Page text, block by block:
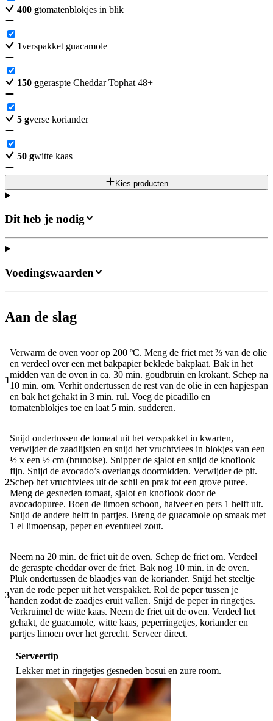
400 gtomatenblokjes in blik
1verspakket guacamole
150 ggeraspte Cheddar Tophat 48+
5 gverse koriander
50 gwitte kaas
Kies producten
Dit heb je nodig
Aan de slag
1
Verwarm de oven voor op 200 ºC. Meng de friet met ⅔ van de olie
en verdeel over een met bakpapier beklede bakplaat. Bak in het
midden van de oven in ca. 30 min. goudbruin en krokant. Schep na
10 min. om. Verhit ondertussen de rest van de olie in een hapjespan
en bak het gehakt in 3 min. rul. Voeg de picadillo en
tomatenblokjes toe en laat 5 min. sudderen.
2
Snijd ondertussen de tomaat uit het verspakket in kwarten,
verwijder de zaadlijsten en snijd het vruchtvlees in blokjes van een
½ x een ½ cm (brunoise). Snipper de sjalot en snijd de knoflook
fijn. Snijd de avocado’s overlangs doormidden. Verwijder de pit.
Schep het vruchtvlees uit de schil en prak tot een grove puree.
Meng de gesneden tomaat, sjalot en knoflook door de
avocadopuree. Boen de limoen schoon, halveer en pers 1 helft uit.
Snijd de andere helft in partjes. Breng de guacamole op smaak met
1 el limoensap, peper en eventueel zout.
3
Neem na 20 min. de friet uit de oven. Schep de friet om. Verdeel
de geraspte cheddar over de friet. Bak nog 10 min. in de oven.
Pluk ondertussen de blaadjes van de koriander. Snijd het steeltje
van de rode peper uit het verspakket. Rol de peper tussen je
handen zodat de zaadjes eruit vallen. Snijd de peper in ringetjes.
Verkruimel de witte kaas. Neem de friet uit de oven. Verdeel het
gehakt, de guacamole, witte kaas, peperringetjes, koriander en
partjes limoen over het gerecht. Serveer direct.
Serveertip
Lekker met in ringetjes gesneden bosui en zure room.
Voedingswaarden